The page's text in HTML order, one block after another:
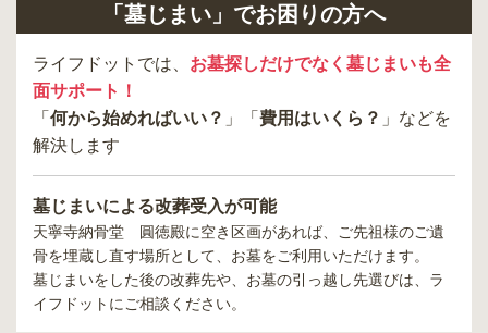
「墓じまい」でお困りの方へ
ライフドットでは、 お墓探しだけでなく墓じまいも全
面サポート！
「 何から始めればいい？ 」「 費用はいくら？ 」などを
解決します
墓じまいによる改葬受入が可能
天寧寺納骨堂 圓徳殿に空き区画があれば、ご先祖様のご遺
骨を埋蔵し直す場所として、お墓をご利用いただけます。
墓じまいをした後の改葬先や、お墓の引っ越し先選びは、ラ
イフドットにご相談ください。